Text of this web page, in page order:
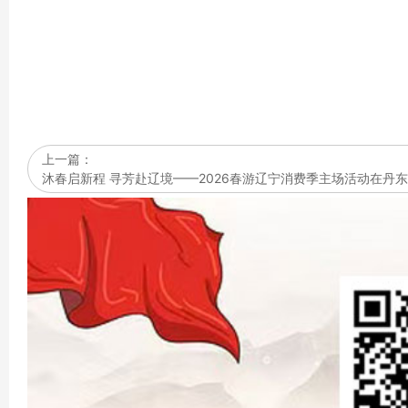
上一篇：
沐春启新程 寻芳赴辽境——2026春游辽宁消费季主场活动在丹